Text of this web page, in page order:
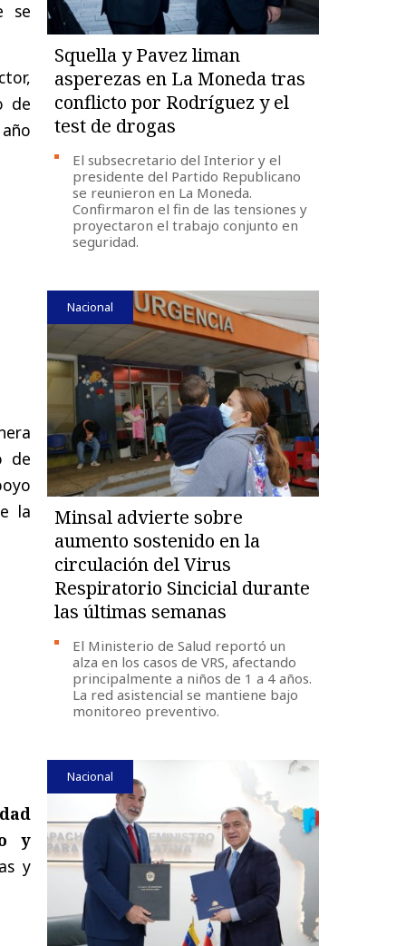
se
de
de
la
y
y
Squella y Pavez liman
asperezas en La Moneda tras
conflicto por Rodríguez y el
test de drogas
El subsecretario del Interior y el
presidente del Partido Republicano
se reunieron en La Moneda.
Confirmaron el fin de las tensiones y
proyectaron el trabajo conjunto en
seguridad.
Nacional
Minsal advierte sobre
aumento sostenido en la
circulación del Virus
Respiratorio Sincicial durante
las últimas semanas
El Ministerio de Salud reportó un
alza en los casos de VRS, afectando
principalmente a niños de 1 a 4 años.
La red asistencial se mantiene bajo
monitoreo preventivo.
Nacional